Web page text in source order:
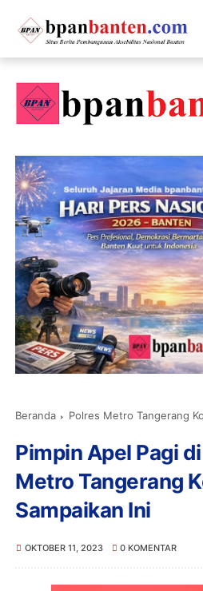
Beranda Polres Metro Tangerang
Pimpin Apel Pagi
Metro Tangerang
Sampaikan Ini
OKTOBER 11, 2023 0 KOMENTAR